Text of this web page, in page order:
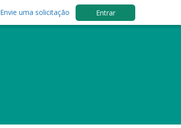
Envie uma solicitação Entrar